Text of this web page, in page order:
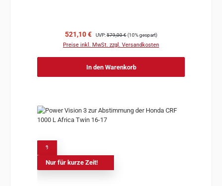
Verkaufspreis:
521,10 € Regulärer Preis:
UVP:579,00 €(10% gespart)
Preise inkl. MwSt. zzgl. Versandkosten
In den Warenkorb
Nur für kurze Zeit!